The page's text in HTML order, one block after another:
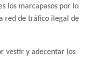
los marcapasos por lo
red de tráfico ilegal de
vestir y adecentar los